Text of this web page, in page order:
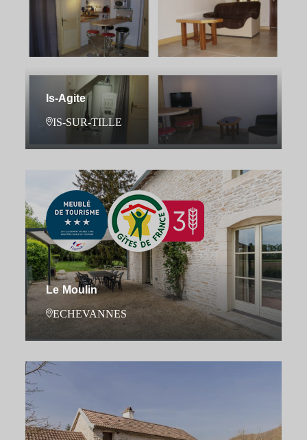
Is-Agite
IS-SUR-TILLE
Le Moulin
ECHEVANNES